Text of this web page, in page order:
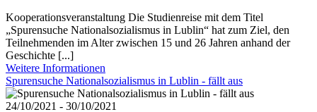
Kooperationsveranstaltung Die Studienreise mit dem Titel
„Spurensuche Nationalsozialismus in Lublin“ hat zum Ziel, den
Teilnehmenden im Alter zwischen 15 und 26 Jahren anhand der
Geschichte [...]
Weitere Informationen
Spurensuche Nationalsozialismus in Lublin - fällt aus
24/10/2021 - 30/10/2021